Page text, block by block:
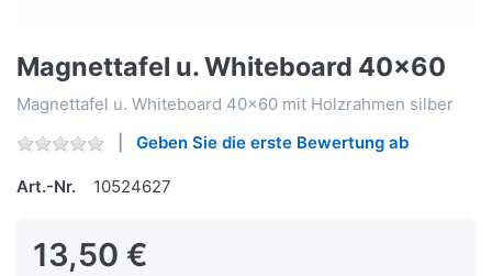
Magnettafel u. Whiteboard 40x60
Magnettafel u. Whiteboard 40x60 mit Holzrahmen silber
Geben Sie die erste Bewertung ab
Art.-Nr. 10524627
13,50 €